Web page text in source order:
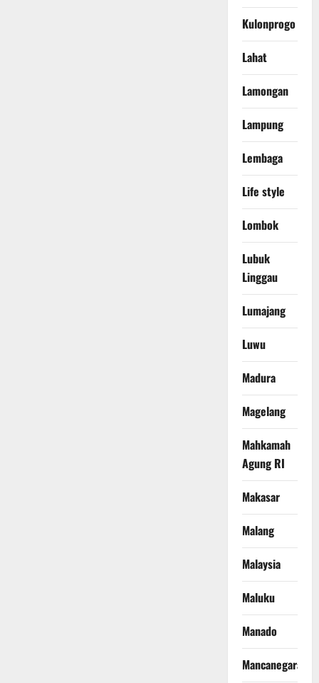
Kulonprogo
Lahat
Lamongan
Lampung
Lembaga
Life style
Lombok
Lubuk
Linggau
Lumajang
Luwu
Madura
Magelang
Mahkamah
Agung RI
Makasar
Malang
Malaysia
Maluku
Manado
Mancanegara